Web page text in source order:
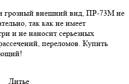
грозный внешний вид, ПР-73М не
так как не имеет
и не наносит серьезных
переломов. Купить
Литье